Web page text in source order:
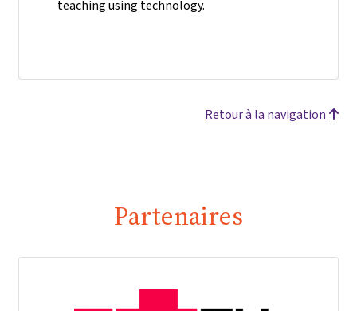
teaching using technology.
Retour à la navigation
Partenaires